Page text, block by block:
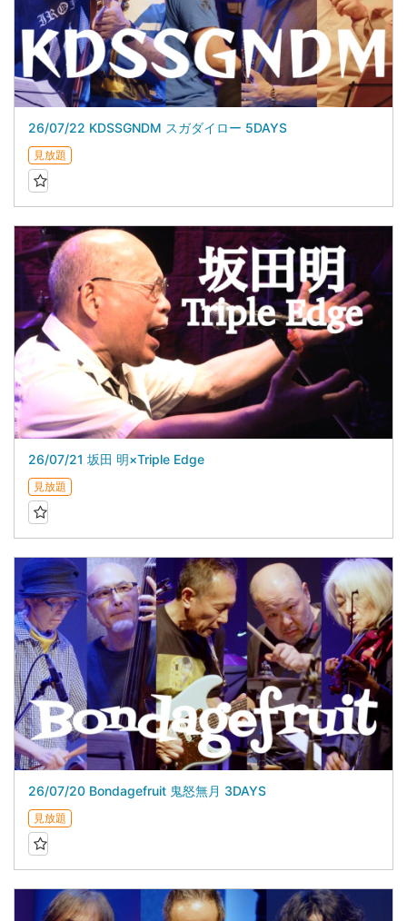
26/07/22 KDSSGNDM スガダイロー 5DAYS
見放題
26/07/21 坂田 明×Triple Edge
見放題
26/07/20 Bondagefruit 鬼怒無月 3DAYS
見放題